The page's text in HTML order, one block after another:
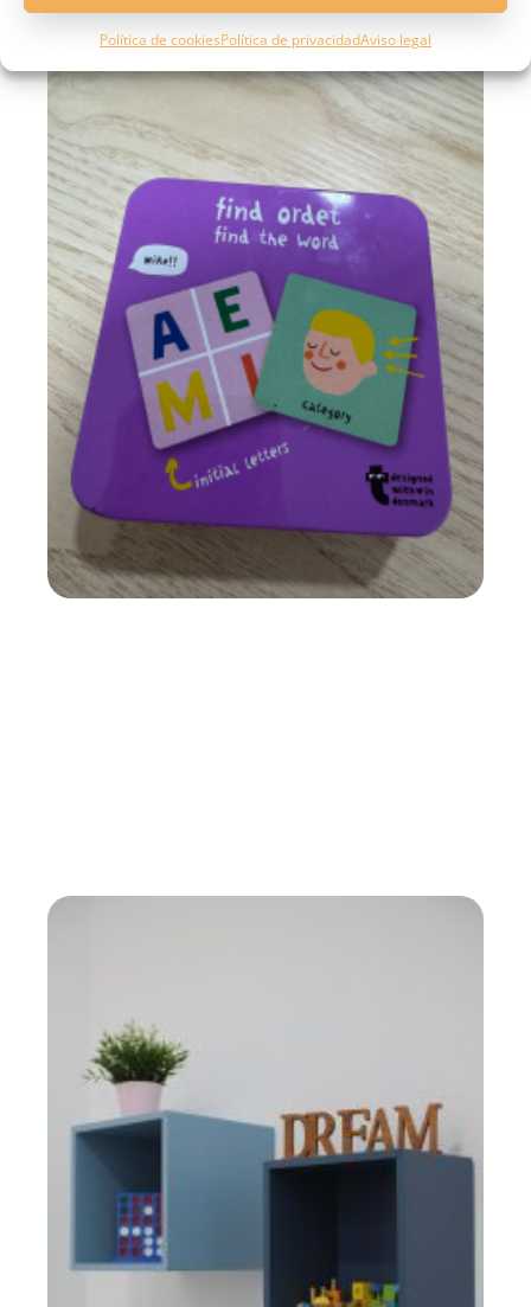
Política de cookiesPolítica de privacidadAviso legal